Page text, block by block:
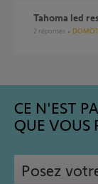
Tahoma led
2 réponses
CE N'EST
QUE VOUS
Posez